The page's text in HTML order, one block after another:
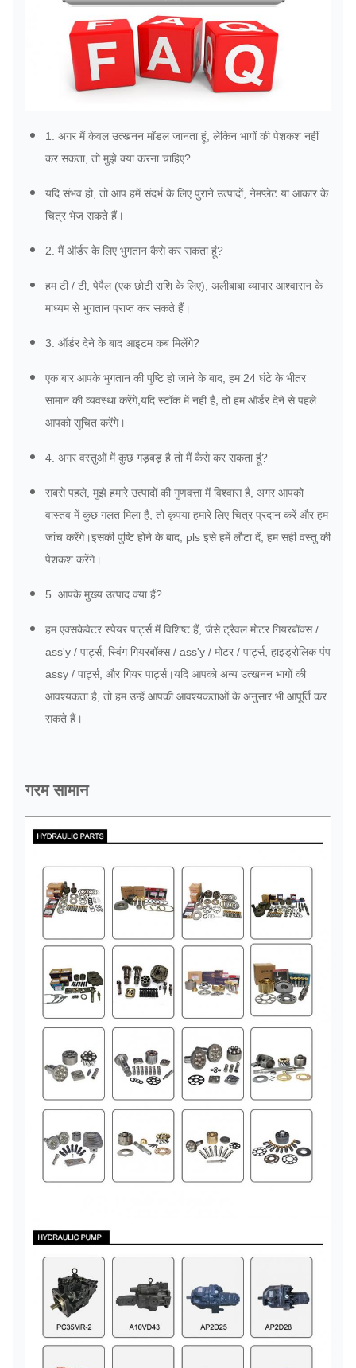
1. अगर मैं केवल उत्खनन मॉडल जानता हूं, लेकिन भागों की पेशकश नहीं
कर सकता, तो मुझे क्या करना चाहिए?
यदि संभव हो, तो आप हमें संदर्भ के लिए पुराने उत्पादों, नेमप्लेट या आकार के
चित्र भेज सकते हैं।
2. मैं ऑर्डर के लिए भुगतान कैसे कर सकता हूं?
हम टी / टी, पेपैल (एक छोटी राशि के लिए), अलीबाबा व्यापार आश्वासन के
माध्यम से भुगतान प्राप्त कर सकते हैं।
3. ऑर्डर देने के बाद आइटम कब मिलेंगे?
एक बार आपके भुगतान की पुष्टि हो जाने के बाद, हम 24 घंटे के भीतर
सामान की व्यवस्था करेंगे;यदि स्टॉक में नहीं है, तो हम ऑर्डर देने से पहले
आपको सूचित करेंगे।
4. अगर वस्तुओं में कुछ गड़बड़ है तो मैं कैसे कर सकता हूं?
सबसे पहले, मुझे हमारे उत्पादों की गुणवत्ता में विश्वास है, अगर आपको
वास्तव में कुछ गलत मिला है, तो कृपया हमारे लिए चित्र प्रदान करें और हम
जांच करेंगे।इसकी पुष्टि होने के बाद, pls इसे हमें लौटा दें, हम सही वस्तु की
पेशकश करेंगे।
5. आपके मुख्य उत्पाद क्या हैं?
हम एक्सकेवेटर स्पेयर पार्ट्स में विशिष्ट हैं, जैसे ट्रैवल मोटर गियरबॉक्स /
ass'y / पार्ट्स, स्विंग गियरबॉक्स / ass'y / मोटर / पार्ट्स, हाइड्रोलिक पंप
assy / पार्ट्स, और गियर पार्ट्स।यदि आपको अन्य उत्खनन भागों की
आवश्यकता है, तो हम उन्हें आपकी आवश्यकताओं के अनुसार भी आपूर्ति कर
सकते हैं।
गरम सामान